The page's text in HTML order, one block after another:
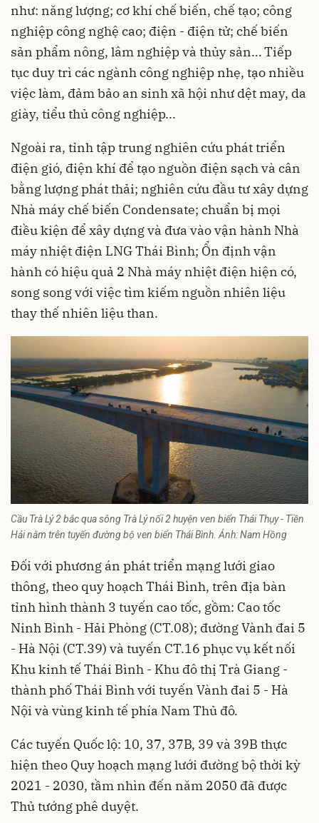
như: năng lượng; cơ khí chế biến, chế tạo; công
nghiệp công nghệ cao; điện - điện tử; chế biến
sản phẩm nông, lâm nghiệp và thủy sản… Tiếp
tục duy trì các ngành công nghiệp nhẹ, tạo nhiều
việc làm, đảm bảo an sinh xã hội như dệt may, da
giày, tiểu thủ công nghiệp...
Ngoài ra, tỉnh tập trung nghiên cứu phát triển
điện gió, điện khí để tạo nguồn điện sạch và cân
bằng lượng phát thải; nghiên cứu đầu tư xây dựng
Nhà máy chế biến Condensate; chuẩn bị mọi
điều kiện để xây dựng và đưa vào vận hành Nhà
máy nhiệt điện LNG Thái Bình; Ổn định vận
hành có hiệu quả 2 Nhà máy nhiệt điện hiện có,
song song với việc tìm kiếm nguồn nhiên liệu
thay thế nhiên liệu than.
Cầu Trà Lý 2 bắc qua sông Trà Lý nối 2 huyện ven biển Thái Thụy - Tiền
Hải nằm trên tuyến đường bộ ven biển Thái Bình. Ảnh: Nam Hồng
Đối với phương án phát triển mạng lưới giao
thông, theo quy hoạch Thái Bình, trên địa bàn
tỉnh hình thành 3 tuyến cao tốc, gồm: Cao tốc
Ninh Bình - Hải Phòng (CT.08); đường Vành đai 5
- Hà Nội (CT.39) và tuyến CT.16 phục vụ kết nối
Khu kinh tế Thái Bình - Khu đô thị Trà Giang -
thành phố Thái Bình với tuyến Vành đai 5 - Hà
Nội và vùng kinh tế phía Nam Thủ đô.
Các tuyến Quốc lộ: 10, 37, 37B, 39 và 39B thực
hiện theo Quy hoạch mạng lưới đường bộ thời kỳ
2021 - 2030, tầm nhìn đến năm 2050 đã được
Thủ tướng phê duyệt.